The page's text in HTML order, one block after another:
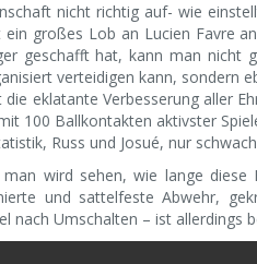
nicht richtig auf- wie
großes Lob an Lucien Favre
geschafft hat, kann man nicht
verteidigen kann, sondern
eklatante Verbesserung aller
100 Ballkontakten aktivster
Russ und Josué, nur
wird sehen, wie lange diese
und sattelfeste Abwehr,
nach Umschalten – ist allerdings